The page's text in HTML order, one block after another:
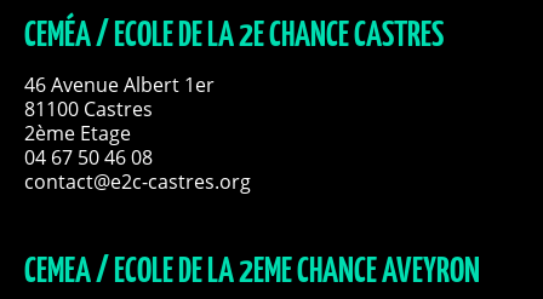
CEMÉA / ECOLE DE LA 2E CHANCE CASTRES
46 Avenue Albert 1er
81100 Castres
2ème Etage
04 67 50 46 08
contact@e2c-castres.org
CEMEA / ECOLE DE LA 2EME CHANCE AVEYRON